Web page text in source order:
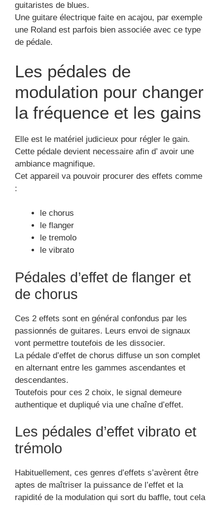
guitaristes de blues.
Une guitare électrique faite en acajou, par exemple
une Roland est parfois bien associée avec ce type
de pédale.
Les pédales de
modulation pour changer
la fréquence et les gains
Elle est le matériel judicieux pour régler le gain.
Cette pédale devient necessaire afin d’ avoir une
ambiance magnifique.
Cet appareil va pouvoir procurer des effets comme
:
le chorus
le flanger
le tremolo
le vibrato
Pédales d’effet de flanger et
de chorus
Ces 2 effets sont en général confondus par les
passionnés de guitares. Leurs envoi de signaux
vont permettre toutefois de les dissocier.
La pédale d’effet de chorus diffuse un son complet
en alternant entre les gammes ascendantes et
descendantes.
Toutefois pour ces 2 choix, le signal demeure
authentique et dupliqué via une chaîne d’effet.
Les pédales d’effet vibrato et
trémolo
Habituellement, ces genres d’effets s’avèrent être
aptes de maîtriser la puissance de l’effet et la
rapidité de la modulation qui sort du baffle, tout cela